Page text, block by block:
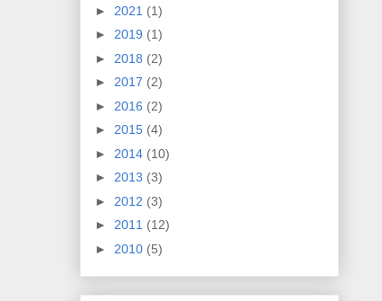
► 2021 (1)
► 2019 (1)
► 2018 (2)
► 2017 (2)
► 2016 (2)
► 2015 (4)
► 2014 (10)
► 2013 (3)
► 2012 (3)
► 2011 (12)
► 2010 (5)